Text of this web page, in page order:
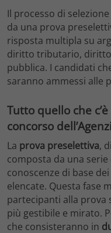
Il processo di
da una prova
risposta multipla su
diritto tributario,
pubblica. I candidati
saranno ammessi alle
Tutto quello che
concorso
La prova preselettiva,
composta da una
conoscenze di base
elencate. Questa fase
partecipanti alla prova
più gestibile e mirato.
che consisteranno in